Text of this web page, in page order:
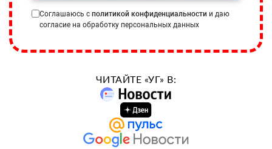
Соглашаюсь с политикой конфиденциальности и даю
согласие на обработку персональных данных
ЧИТАЙТЕ «УГ» В: